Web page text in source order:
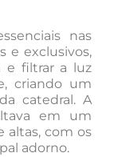
nas
e exclusivos,
e filtrar a luz
criando um
catedral. A
em um
altas, com os
adorno.